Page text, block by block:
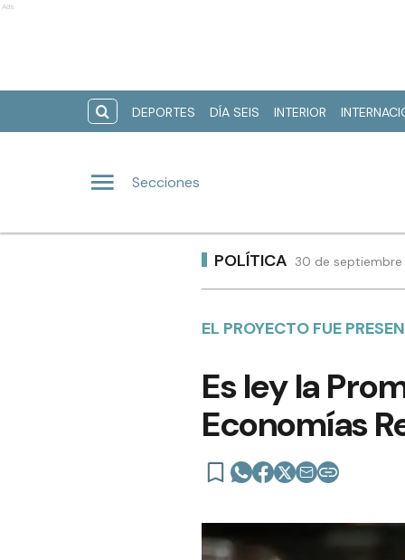
Ads
DEPORTES DÍA SEIS INTERIOR
Secciones
POLÍTICA 30 de
EL PROYECTO FUE
Es ley la
Economías